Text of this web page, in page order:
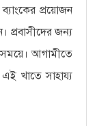
প্রয়োজন
প্রবাসীদের জন্য
সময়ে। আগামীতে
খাতে সাহায্য